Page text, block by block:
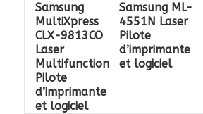
Samsung
MultiXpress
CLX-9813CO
Laser
Multifunction
Pilote
d’imprimante
et logiciel
Samsung ML-
4551N Laser
Pilote
d’imprimante
et logiciel